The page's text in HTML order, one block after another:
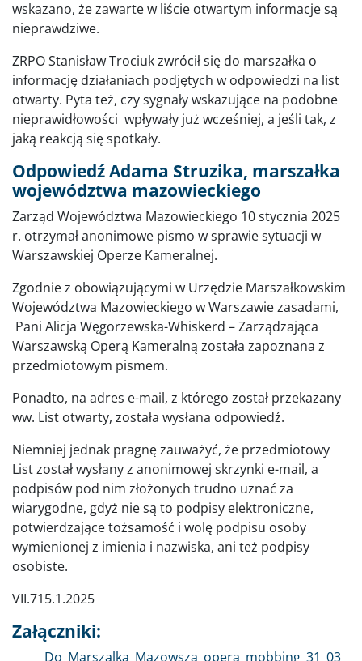
wskazano, że zawarte w liście otwartym informacje są
nieprawdziwe.
ZRPO Stanisław Trociuk zwrócił się do marszałka o
informację działaniach podjętych w odpowiedzi na list
otwarty. Pyta też, czy sygnały wskazujące na podobne
nieprawidłowości wpływały już wcześniej, a jeśli tak, z
jaką reakcją się spotkały.
Odpowiedź Adama Struzika, marszałka
województwa mazowieckiego
Zarząd Województwa Mazowieckiego 10 stycznia 2025
r. otrzymał anonimowe pismo w sprawie sytuacji w
Warszawskiej Operze Kameralnej.
Zgodnie z obowiązującymi w Urzędzie Marszałkowskim
Województwa Mazowieckiego w Warszawie zasadami,
Pani Alicja Węgorzewska-Whiskerd – Zarządzająca
Warszawską Operą Kameralną została zapoznana z
przedmiotowym pismem.
Ponadto, na adres e-mail, z którego został przekazany
ww. List otwarty, została wysłana odpowiedź.
Niemniej jednak pragnę zauważyć, że przedmiotowy
List został wysłany z anonimowej skrzynki e-mail, a
podpisów pod nim złożonych trudno uznać za
wiarygodne, gdyż nie są to podpisy elektroniczne,
potwierdzające tożsamość i wolę podpisu osoby
wymienionej z imienia i nazwiska, ani też podpisy
osobiste.
VII.715.1.2025
Załączniki:
Dokument
Do_Marszalka_Mazowsza_opera_mobbing_31_03_